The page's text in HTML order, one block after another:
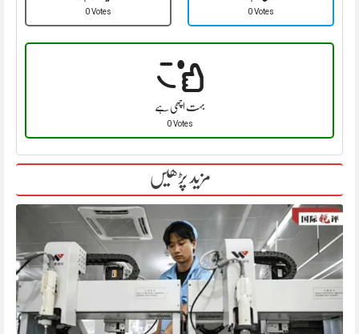
0 Votes 0 Votes
بہت اچھی ہے
0 Votes
مزید پڑھیں